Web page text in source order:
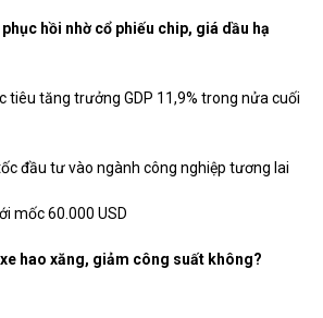
hồi nhờ cổ phiếu chip, giá dầu hạ
tiêu tăng trưởng GDP 11,9% trong nửa cuối
đầu tư vào ngành công nghiệp tương lai
mốc 60.000 USD
hao xăng, giảm công suất không?